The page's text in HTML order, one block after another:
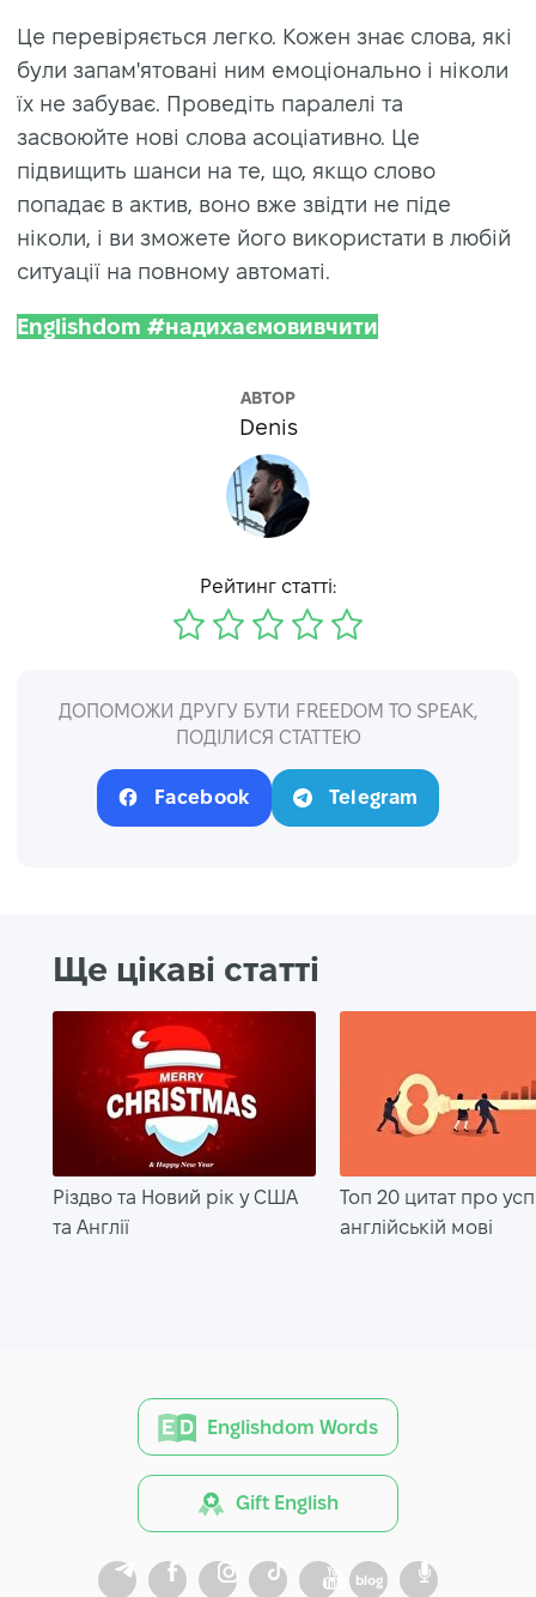
Це перевіряється легко. Кожен знає слова, які
були запам'ятовані ним емоціонально і ніколи
їх не забуває. Проведіть паралелі та
засвоюйте нові слова асоціативно. Це
підвищить шанси на те, що, якщо слово
попадає в актив, воно вже звідти не піде
ніколи, і ви зможете його використати в любій
ситуації на повному автоматі.
Englishdom #надихаємовивчити
АВТОР
Denis
Рейтинг статті:
ДОПОМОЖИ ДРУГУ БУТИ FREEDOM TO SPEAK,
ПОДІЛИСЯ СТАТТЕЮ
Facebook Telegram
Ще цікаві статті
Різдво та Новий рік у США
та Англії
Топ 20 цитат про
англійській мові
Englishdom Words
Gift English
blog